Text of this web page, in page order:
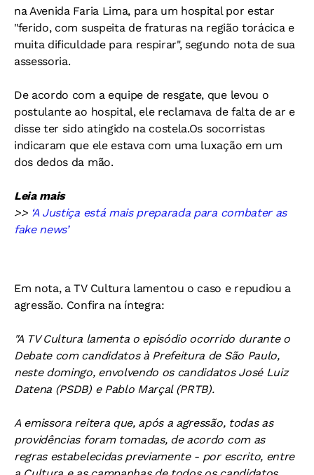
na Avenida Faria Lima, para um hospital por estar
"ferido, com suspeita de fraturas na região torácica e
muita dificuldade para respirar", segundo nota de sua
assessoria.
De acordo com a equipe de resgate, que levou o
postulante ao hospital, ele reclamava de falta de ar e
disse ter sido atingido na costela.Os socorristas
indicaram que ele estava com uma luxação em um
dos dedos da mão.
Leia mais
>> ‘A Justiça está mais preparada para combater as
fake news’
Em nota, a TV Cultura lamentou o caso e repudiou a
agressão. Confira na íntegra:
"A TV Cultura lamenta o episódio ocorrido durante o
Debate com candidatos à Prefeitura de São Paulo,
neste domingo, envolvendo os candidatos José Luiz
Datena (PSDB) e Pablo Marçal (PRTB).
A emissora reitera que, após a agressão, todas as
providências foram tomadas, de acordo com as
regras estabelecidas previamente - por escrito, entre